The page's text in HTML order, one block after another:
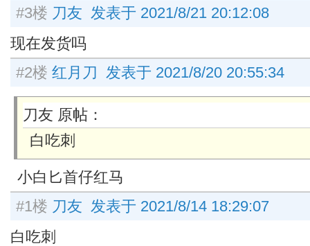
#3楼 刀友 发表于 2021/8/21 20:12:08
现在发货吗
#2楼 红月刀 发表于 2021/8/20 20:55:34
刀友 原帖：
白吃刺
小白匕首仔红马
#1楼 刀友 发表于 2021/8/14 18:29:07
白吃刺